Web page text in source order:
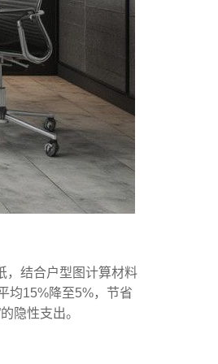
，结合户型图计算材料
均15%降至5%，节省
隐性支出。